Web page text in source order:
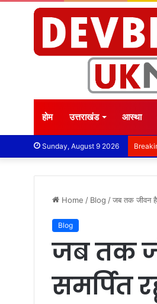
होम उत्तराखंड आस्था
Sunday, August 9 2026
Home / Blog /जब तक जीवन
Blog
जब तक
समर्पित